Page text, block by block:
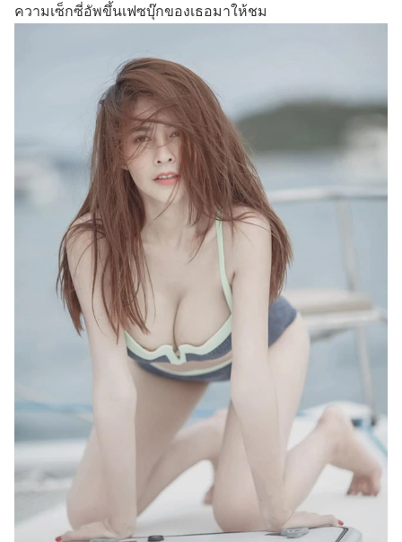
ความเซ็กซี่อัพขึ้นเฟซบุ๊กของเธอมาให้ชม